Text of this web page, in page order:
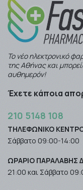
Το νέο ηλεκτρονικό
της Αθήνας και
αυθημερόν!
Έχετε κάποια
210 5148 108
ΤΗΛΕΦΩΝΙΚΟ
Σάββατο 09:00-14:00
ΩΡΑΡΙΟ ΠΑΡΑΛΑΒΗΣ
21:00 και Σάββατο